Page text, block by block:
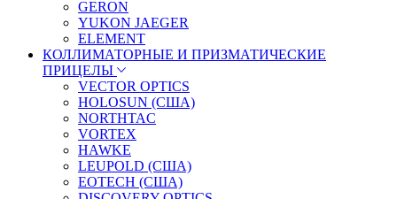
GERON
YUKON JAEGER
ELEMENT
КОЛЛИМАТОРНЫЕ И ПРИЗМАТИЧЕСКИЕ
ПРИЦЕЛЫ
VECTOR OPTICS
HOLOSUN (США)
NORTHTAC
VORTEX
HAWKE
LEUPOLD (США)
EOTECH (США)